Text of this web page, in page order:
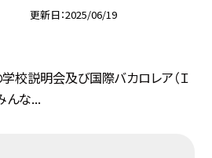
更新日 2025/06/19
校説明会及び国際バカロレア（Ｉ
んな...